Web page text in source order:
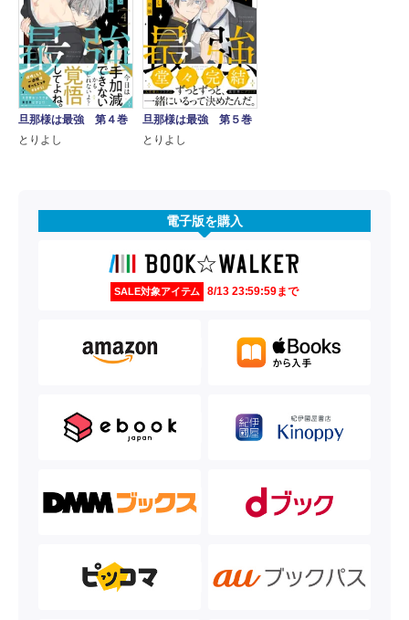
旦那様は最強 第４巻
とりよし
旦那様は最強 第５巻
とりよし
電子版を購入
SALE対象アイテム 8/13 23:59:59まで